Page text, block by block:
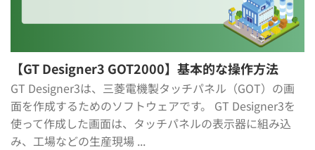
【GT Designer3 GOT2000】基本的な操作方法
GT Designer3は、三菱電機製タッチパネル（GOT）の画
面を作成するためのソフトウェアです。 GT Designer3を
使って作成した画面は、タッチパネルの表示器に組み込
み、工場などの生産現場 ...